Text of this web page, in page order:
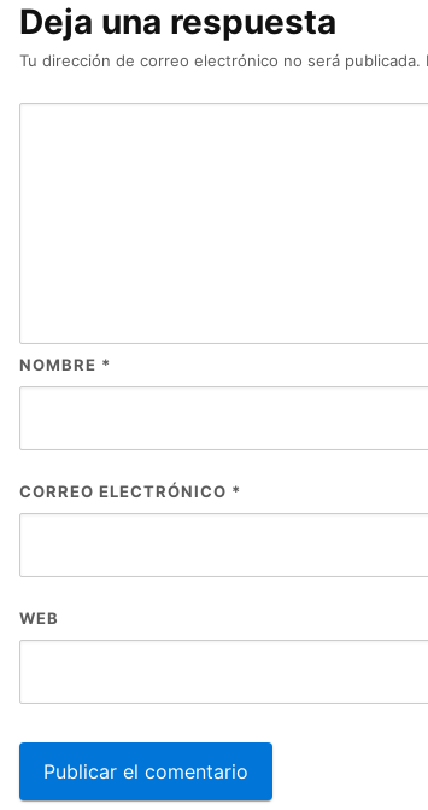
Deja una respuesta
Tu dirección de correo electrónico no será publicada.
NOMBRE *
CORREO ELECTRÓNICO *
WEB